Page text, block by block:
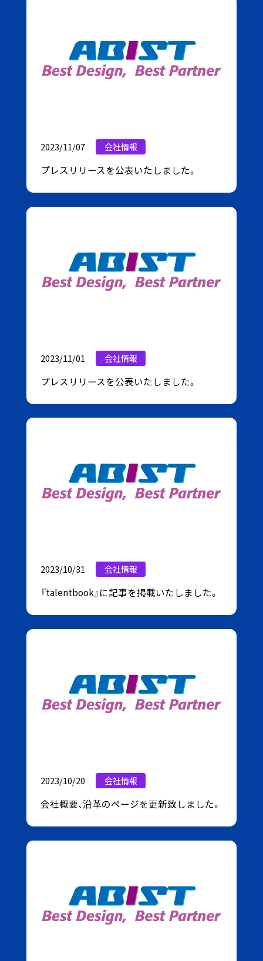
2023/11/07
プレスリリースを公表いたしました。
会社情報
2023/11/01
プレスリリースを公表いたしました。
会社情報
2023/10/31
『talentbook』に記事を掲載いたしました。
会社情報
2023/10/20
会社概要、沿革のページを更新致しました。
会社情報